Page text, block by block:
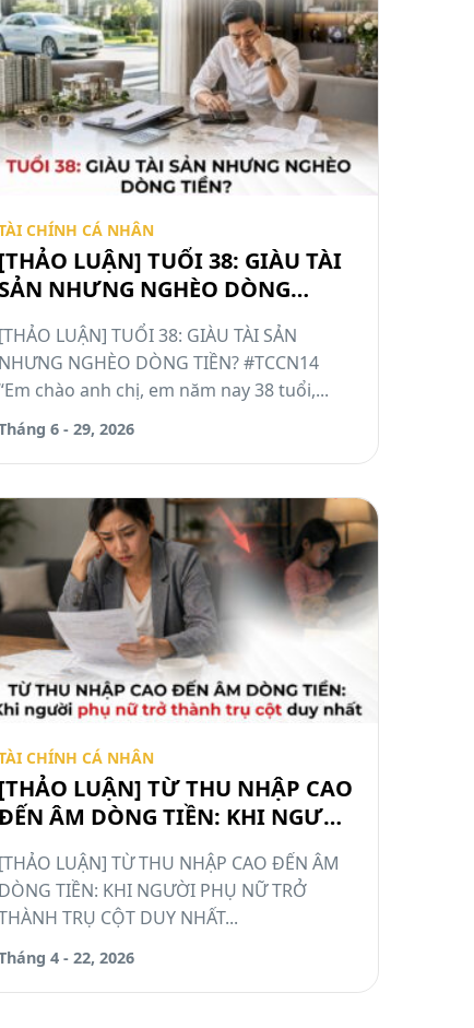
CHÍNH CÁ NHÂN
[THẢO LUẬN] TUỔI 38: GIÀU TÀI
SẢN NHƯNG NGHÈO DÒNG
TIỀN? #TCCN14
[THẢO LUẬN] TUỔI 38: GIÀU TÀI SẢN
NHƯNG NGHÈO DÒNG TIỀN? #TCCN14
chào anh chị, em năm nay 38 tuổi,...
6 - 29, 2026
CHÍNH CÁ NHÂN
[THẢO LUẬN] TỪ THU NHẬP CAO
ÂM DÒNG TIỀN: KHI NGƯỜI
PHỤ NỮ TRỞ THÀNH TRỤ CỘT
DUY NHẤT #TCCN11
[THẢO LUẬN] TỪ THU NHẬP CAO ĐẾN ÂM
DÒNG TIỀN: KHI NGƯỜI PHỤ NỮ TRỞ
TRỤ CỘT DUY NHẤT...
4 - 22, 2026